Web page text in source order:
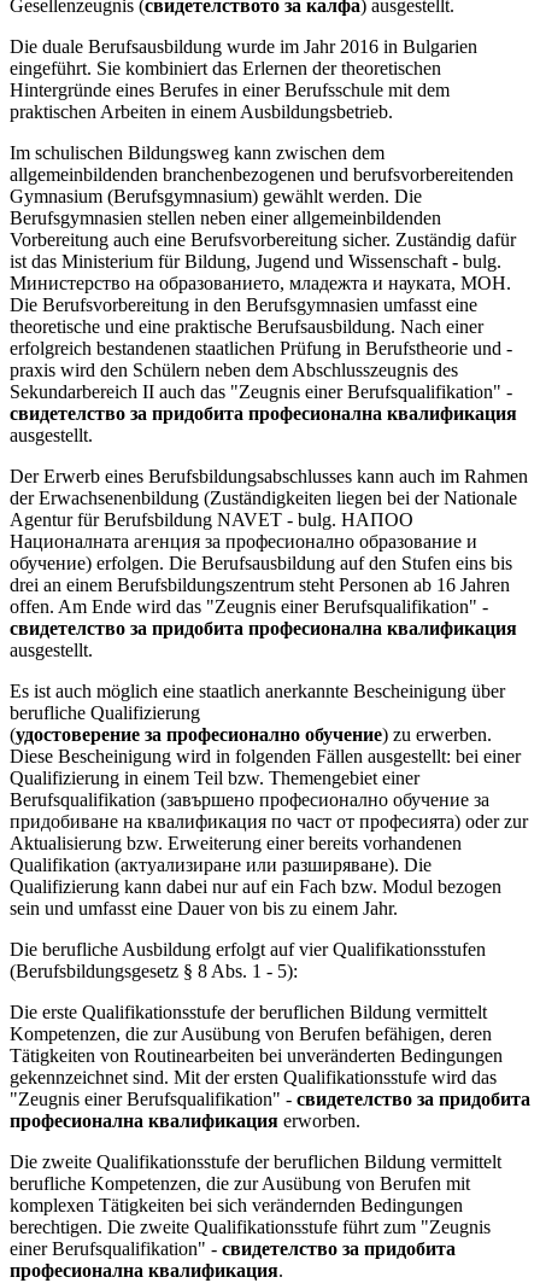
Gesellenzeugnis (свидетелството за калфа) ausgestellt.
Die duale Berufsausbildung wurde im Jahr 2016 in Bulgarien
eingeführt. Sie kombiniert das Erlernen der theoretischen
Hintergründe eines Berufes in einer Berufsschule mit dem
praktischen Arbeiten in einem Ausbildungsbetrieb.
Im schulischen Bildungsweg kann zwischen dem
allgemeinbildenden branchenbezogenen und berufsvorbereitenden
Gymnasium (Berufsgymnasium) gewählt werden. Die
Berufsgymnasien stellen neben einer allgemeinbildenden
Vorbereitung auch eine Berufsvorbereitung sicher. Zuständig dafür
ist das Ministerium für Bildung, Jugend und Wissenschaft - bulg.
Министерство на образованието, младежта и науката, MOH.
Die Berufsvorbereitung in den Berufsgymnasien umfasst eine
theoretische und eine praktische Berufsausbildung. Nach einer
erfolgreich bestandenen staatlichen Prüfung in Berufstheorie und -
praxis wird den Schülern neben dem Abschlusszeugnis des
Sekundarbereich II auch das "Zeugnis einer Berufsqualifikation" -
свидетелство за придобита професионална квалификация
ausgestellt.
Der Erwerb eines Berufsbildungsabschlusses kann auch im Rahmen
der Erwachsenenbildung (Zuständigkeiten liegen bei der Nationale
Agentur für Berufsbildung NAVET - bulg. НАПОО
Националната агенция за професионално образование и
обучение) erfolgen. Die Berufsausbildung auf den Stufen eins bis
drei an einem Berufsbildungszentrum steht Personen ab 16 Jahren
offen. Am Ende wird das "Zeugnis einer Berufsqualifikation" -
свидетелство за придобита професионална квалификация
ausgestellt.
Es ist auch möglich eine staatlich anerkannte Bescheinigung über
berufliche Qualifizierung
(удостоверение за професионално обучение) zu erwerben.
Diese Bescheinigung wird in folgenden Fällen ausgestellt: bei einer
Qualifizierung in einem Teil bzw. Themengebiet einer
Berufsqualifikation (завършено професионално обучение за
придобиване на квалификация по част от професията) oder zur
Aktualisierung bzw. Erweiterung einer bereits vorhandenen
Qualifikation (актуализиране или разширяване). Die
Qualifizierung kann dabei nur auf ein Fach bzw. Modul bezogen
sein und umfasst eine Dauer von bis zu einem Jahr.
Die berufliche Ausbildung erfolgt auf vier Qualifikationsstufen
(Berufsbildungsgesetz § 8 Abs. 1 - 5):
Die erste Qualifikationsstufe der beruflichen Bildung vermittelt
Kompetenzen, die zur Ausübung von Berufen befähigen, deren
Tätigkeiten von Routinearbeiten bei unveränderten Bedingungen
gekennzeichnet sind. Mit der ersten Qualifikationsstufe wird das
"Zeugnis einer Berufsqualifikation" - свидетелство за придобита
професионална квалификация erworben.
Die zweite Qualifikationsstufe der beruflichen Bildung vermittelt
berufliche Kompetenzen, die zur Ausübung von Berufen mit
komplexen Tätigkeiten bei sich verändernden Bedingungen
berechtigen. Die zweite Qualifikationsstufe führt zum "Zeugnis
einer Berufsqualifikation" - свидетелство за придобита
професионална квалификация.